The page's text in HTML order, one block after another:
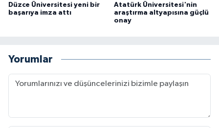
Düzce Üniversitesi yeni bir
başarıya imza attı
Atatürk Üniversitesi'nin
araştırma altyapısına güçlü
onay
Yorumlar